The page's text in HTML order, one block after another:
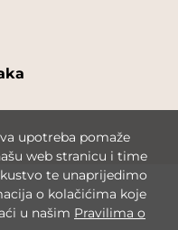
upotreba pomaže
web stranicu i time
te unaprijedimo
o kolačićima koje
u našim Pravilima o